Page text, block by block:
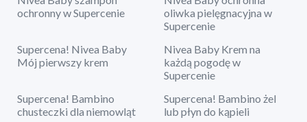
ochronny w Supercenie
oliwka pielęgnacyjna w
Supercenie
Supercena! Nivea Baby
Mój pierwszy krem
Nivea Baby Krem na
każdą pogodę w
Supercenie
Supercena! Bambino
chusteczki dla niemowląt
Supercena! Bambino żel
lub płyn do kąpieli